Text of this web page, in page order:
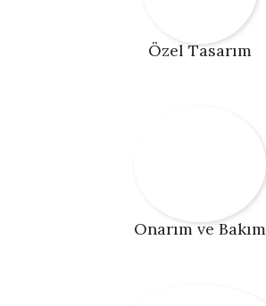
Özel Tasarım
Onarım ve Bakım